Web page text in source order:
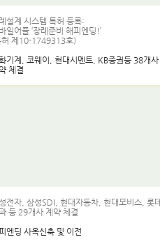
설계 시스템 특허 등록:
일어플 ‘장례준비 해피엔딩!’
허 제10-1749313호)
기계, 코웨이, 현대시멘트, KB증권등 38개사
체결
전자, 삼성SDI, 현대자동차, 현대모비스, 롯데
등 29개사 계약 체결
엔딩 사옥신축 및 이전